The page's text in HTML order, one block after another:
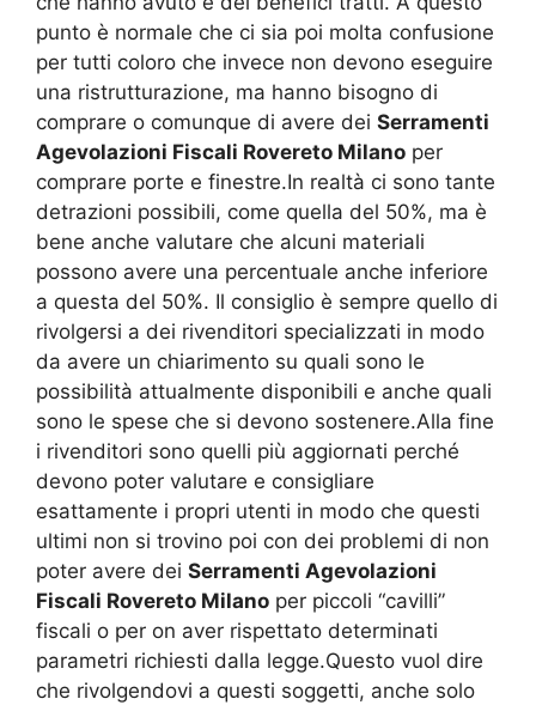
punto è normale che ci sia poi molta confusione
per tutti coloro che invece non devono eseguire
una ristrutturazione, ma hanno bisogno di
comprare o comunque di avere dei Serramenti
Agevolazioni Fiscali Rovereto Milano per
comprare porte e finestre.In realtà ci sono tante
detrazioni possibili, come quella del 50%, ma è
bene anche valutare che alcuni materiali
possono avere una percentuale anche inferiore
a questa del 50%. Il consiglio è sempre quello di
rivolgersi a dei rivenditori specializzati in modo
da avere un chiarimento su quali sono le
possibilità attualmente disponibili e anche quali
sono le spese che si devono sostenere.Alla fine
i rivenditori sono quelli più aggiornati perché
devono poter valutare e consigliare
esattamente i propri utenti in modo che questi
ultimi non si trovino poi con dei problemi di non
poter avere dei Serramenti Agevolazioni
Fiscali Rovereto Milano per piccoli “cavilli”
fiscali o per on aver rispettato determinati
parametri richiesti dalla legge.Questo vuol dire
che rivolgendovi a questi soggetti, anche solo